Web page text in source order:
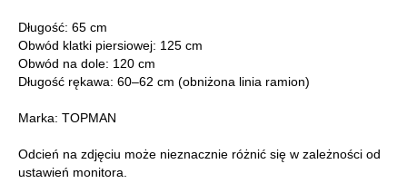
Długość: 65 cm
Obwód klatki piersiowej: 125 cm
Obwód na dole: 120 cm
Długość rękawa: 60–62 cm (obniżona linia ramion)
Marka: TOPMAN
Odcień na zdjęciu może nieznacznie różnić się w zależności od
ustawień monitora.